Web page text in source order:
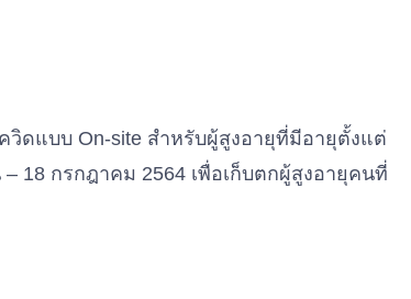
ดแบบ On-site สำหรับผู้สูงอายุที่มีอายุตั้งแต่
18 กรกฎาคม 2564 เพื่อเก็บตกผู้สูงอายุคนที่